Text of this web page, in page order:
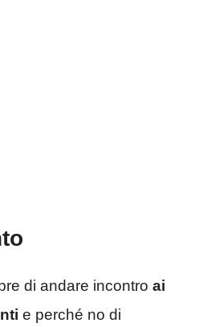
di andare incontro ai
e perché no di